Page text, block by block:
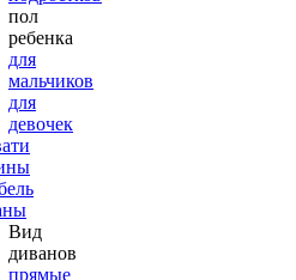
пол
ребенка
для
мальчиков
для
девочек
Вид
диванов
прямые